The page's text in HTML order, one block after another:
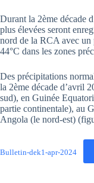
Durant la 2ème décade
plus élevées seront
nord de la RCA avec un
44°C dans les zones
Des précipitations
la 2ème décade d’avril
sud), en Guinée
partie continentale), au
Angola (le nord-est)
Bulletin-dek1-apr-2024